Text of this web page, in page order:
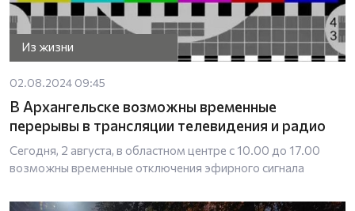
Из жизни
02.08.2024 09:45
В Архангельске возможны временные
перерывы в трансляции телевидения и радио
Сегодня, 2 августа, в областном центре с 10.00 до 17.00
возможны временные отключения эфирного сигнала